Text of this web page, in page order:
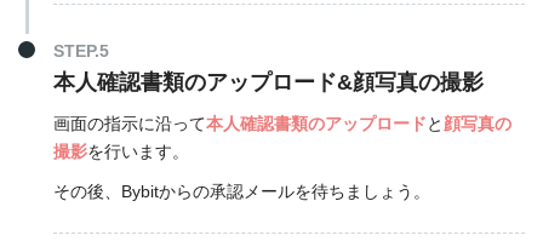
STEP.5
本人確認書類のアップロード&顔写真の撮影
画面の指示に沿って本人確認書類のアップロードと 顔写真の
撮影を行います。
その後、Bybitからの承認メールを待ちましょう。